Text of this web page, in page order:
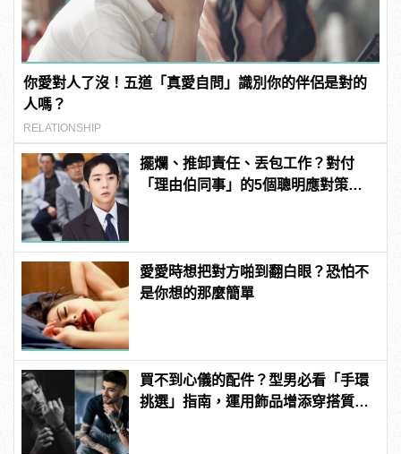
你愛對人了沒！五道「真愛自問」識別你的伴侶是對的
人嗎？
RELATIONSHIP
擺爛、推卸責任、丟包工作？對付
「理由伯同事」的5個聰明應對策
愛愛時想把對方啪到翻白眼？恐怕不
是你想的那麼簡單
買不到心儀的配件？型男必看「手環
挑選」指南，運用飾品增添穿搭質